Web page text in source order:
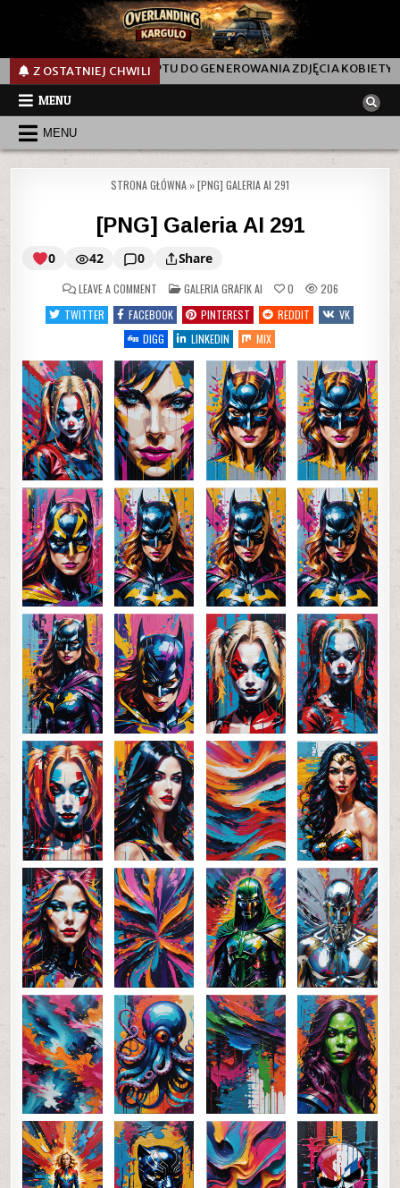
Z OSTATNIEJ CHWILI
DO GENEROWANIA ZDJĘCIA KOBIETY NA PLAŻY NOCĄ
MENU
MENU
STRONA GŁÓWNA »[PNG] GALERIA AI 291
[PNG] Galeria AI 291
0 42 0 Share
LEAVE A COMMENTON
[PNG]
Galeria
AI
291
0
42
0
SHARE
POSTED
IN
GALERIA GRAFIK AI 0
206
TWITTER
FACEBOOK PINTEREST REDDIT
VK
DIGG
LINKEDIN MIX